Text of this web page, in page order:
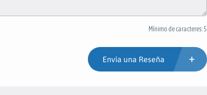
Mínimo de caracteres: 5
Envía una Reseña